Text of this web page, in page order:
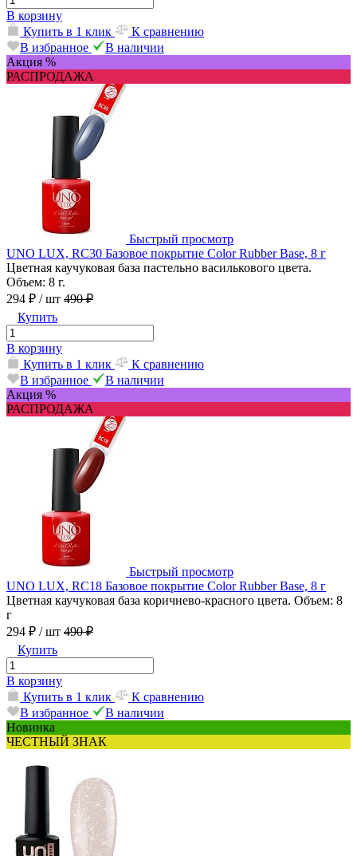
В корзину
Купить в 1 клик
К сравнению
В избранное
В наличии
Акция %
РАСПРОДАЖА
Быстрый просмотр
UNO LUX, RC30 Базовое покрытие Color Rubber Base, 8 г
Цветная каучуковая база пастельно василькового цвета.
Объем: 8 г.
294 ₽ / шт 490 ₽
Купить
В корзину
Купить в 1 клик
К сравнению
В избранное
В наличии
Акция %
РАСПРОДАЖА
Быстрый просмотр
UNO LUX, RC18 Базовое покрытие Color Rubber Base, 8 г
Цветная каучуковая база коричнево-красного цвета. Объем: 8
г
294 ₽ / шт 490 ₽
Купить
В корзину
Купить в 1 клик
К сравнению
В избранное
В наличии
Новинка
ЧЕСТНЫЙ ЗНАК